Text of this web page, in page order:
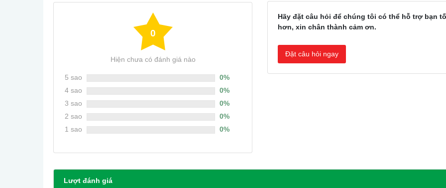
0
Hiện chưa có đánh giá nào
5 sao
0%
4 sao
0%
3 sao
0%
2 sao
0%
1 sao
0%
Hãy đặt câu hỏi để chúng tôi có thể hỗ trợ bạn
hơn, xin chân thành cảm ơn.
Đặt câu hỏi ngay
Lượt đánh giá